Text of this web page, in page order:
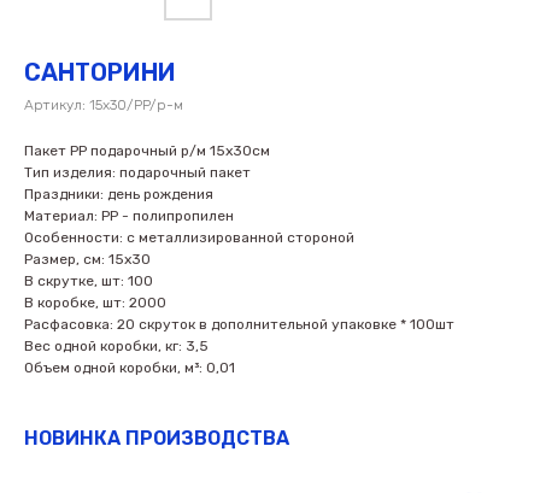
САНТОРИНИ
Артикул: 15х30/PP/р-м
Пакет PP подарочный р/м 15х30см
Тип изделия: подарочный пакет
Праздники: день рождения
Материал: PP - полипропилен
Особенности: с металлизированной стороной
Размер, см: 15х30
В скрутке, шт: 100
В коробке, шт: 2000
Расфасовка: 20 скруток в дополнительной упаковке * 100шт
Вес одной коробки, кг: 3,5
Объем одной коробки, м³: 0,01
НОВИНКА ПРОИЗВОДСТВА